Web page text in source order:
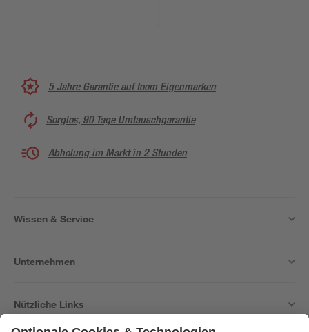
5 Jahre Garantie auf toom Eigenmarken
Sorglos, 90 Tage Umtauschgarantie
Abholung im Markt in 2 Stunden
Wissen & Service
Unternehmen
Nützliche Links